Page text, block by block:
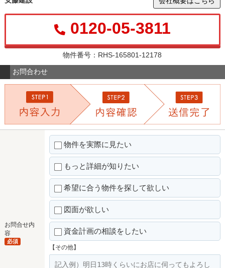
0120-05-3811
物件番号：RHS-165801-12178
お問合わせ
お問合せ内
容
必須
物件を実際に見たい
もっと詳細が知りたい
希望に合う物件を探して欲しい
図面が欲しい
資金計画の相談をしたい
【その他】